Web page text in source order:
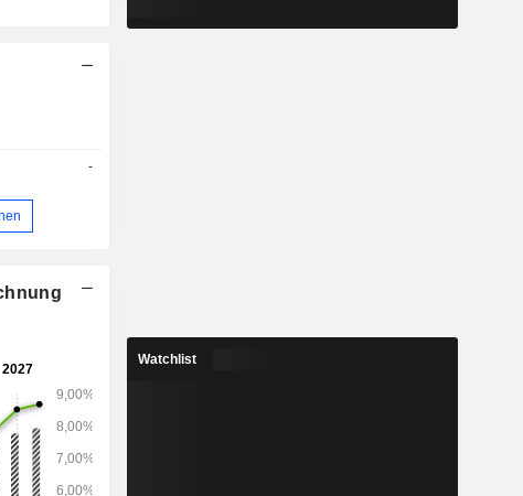
-
Watchlist